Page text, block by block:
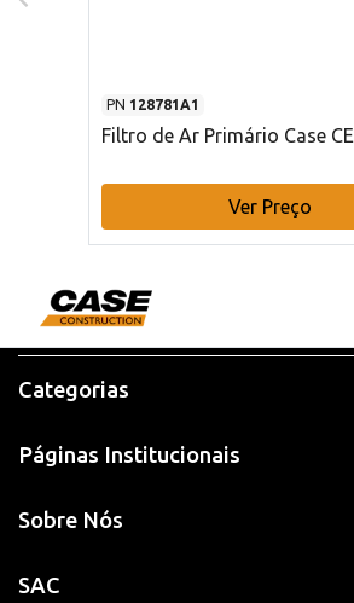
PN 128781A1
Filtro de Ar Primário Case CE
Ver Preço
Categorias
Páginas Institucionais
Sobre Nós
SAC